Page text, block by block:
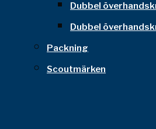
Dubbel
Dubbel
Packning
Scoutmärken